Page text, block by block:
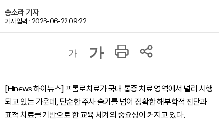
송소라 기자
기사입력 : 2026-06-22 09:22
가 가
[Hinews 하이뉴스] 프롤로치료가 국내 통증 치료 영역에서 널리 시행
되고 있는 가운데, 단순한 주사 술기를 넘어 정확한 해부학적 진단과
표적 치료를 기반으로 한 교육 체계의 중요성이 커지고 있다.